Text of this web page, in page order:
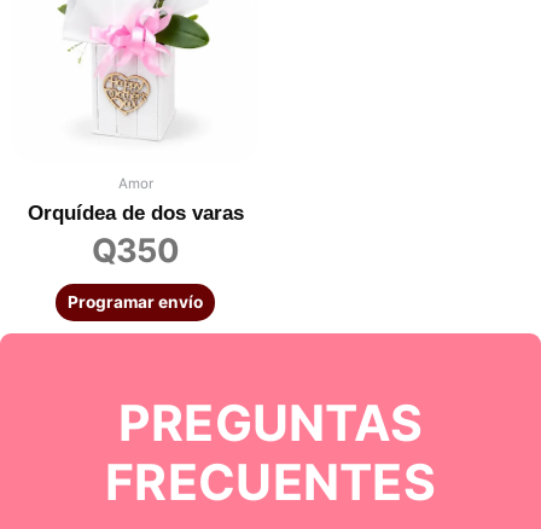
Amor
Orquídea de dos varas
Q350
Programar envío
PREGUNTAS
FRECUENTES